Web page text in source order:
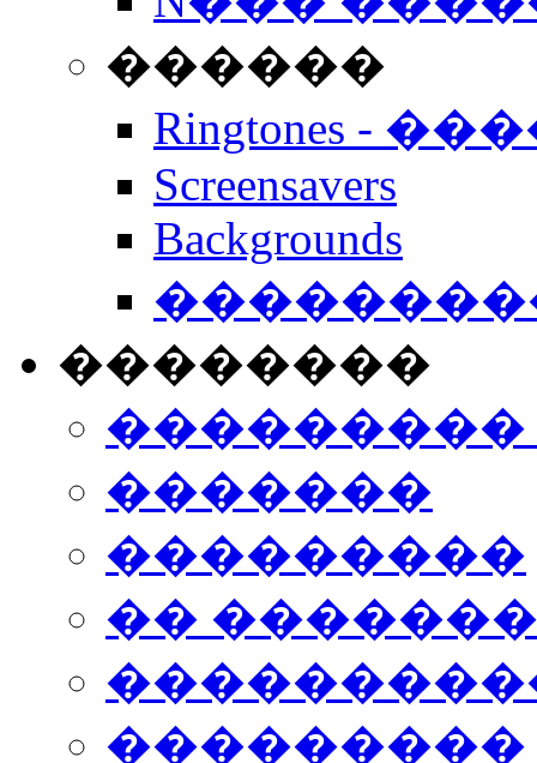
������
Ringtones -
Screensavers
Backgrounds
��������
���������
�������
���������
��
���������